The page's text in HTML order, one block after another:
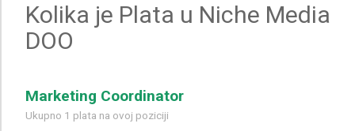
Kolika je Plata u Niche Media
DOO
Marketing Coordinator
Ukupno 1 plata na ovoj poziciji